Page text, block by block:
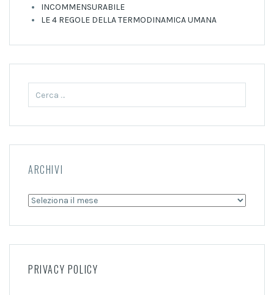
INCOMMENSURABILE
LE 4 REGOLE DELLA TERMODINAMICA UMANA
per:
ARCHIVI
Archivi
PRIVACY POLICY